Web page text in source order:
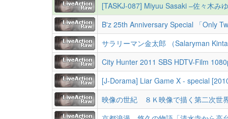
[TASKJ-087] Miyuu Sasaki –佐々木み
B'z 25th Anniversary Special 「Only
サラリーマン金太郎 （Salaryman
City Hunter 2011 SBS HDTV-Film
[J-Dorama] Liar Game X - special
映像の世紀 ８Ｋ映像で描く第二次